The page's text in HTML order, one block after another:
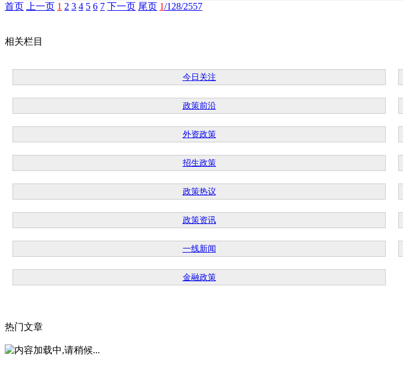
首页 上一页 1 2 3 4 5 6 7 下一页 尾页 1/128/2557
相关栏目
今日关注
政策前沿
外资政策
招生政策
政策热议
政策资讯
一线新闻
金融政策
热门文章